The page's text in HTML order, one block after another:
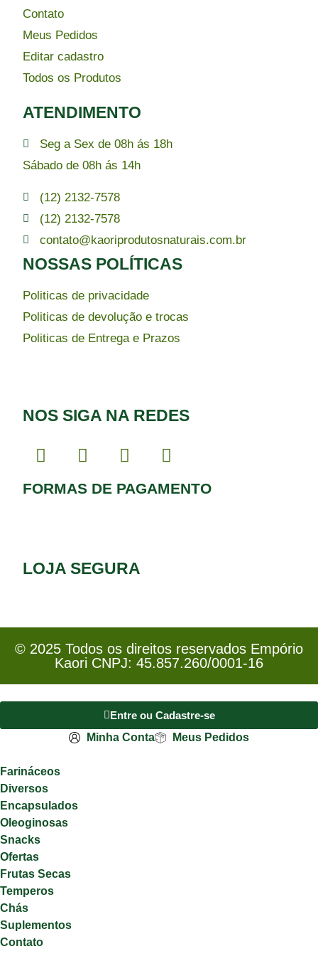
Contato
Meus Pedidos
Editar cadastro
Todos os Produtos
ATENDIMENTO
Seg a Sex de 08h ás 18h
Sábado de 08h ás 14h
(12) 2132-7578
(12) 2132-7578
contato@kaoriprodutosnaturais.com.br
NOSSAS POLÍTICAS
Politicas de privacidade
Politicas de devolução e trocas
Politicas de Entrega e Prazos
NOS SIGA NA REDES
FORMAS DE PAGAMENTO
LOJA SEGURA
© 2025 Todos os direitos reservados Empório
Kaori CNPJ: 45.857.260/0001-16
Entre ou Cadastre-se
Minha Conta
Meus Pedidos
Farináceos
Diversos
Encapsulados
Oleoginosas
Snacks
Ofertas
Frutas Secas
Temperos
Chás
Suplementos
Contato